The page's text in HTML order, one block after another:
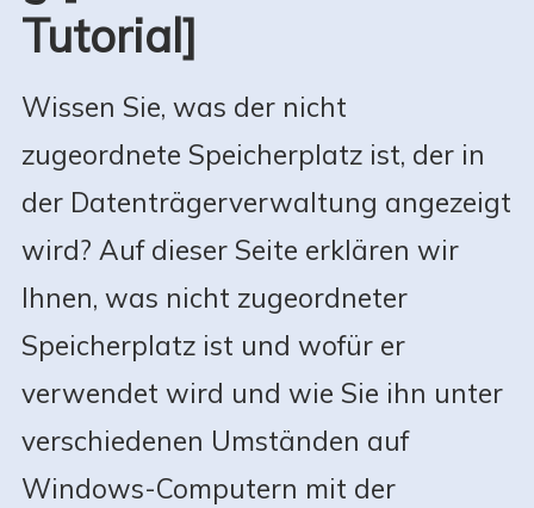
Tutorial]
Wissen Sie, was der nicht
zugeordnete Speicherplatz ist, der in
der Datenträgerverwaltung angezeigt
wird? Auf dieser Seite erklären wir
Ihnen, was nicht zugeordneter
Speicherplatz ist und wofür er
verwendet wird und wie Sie ihn unter
verschiedenen Umständen auf
Windows-Computern mit der